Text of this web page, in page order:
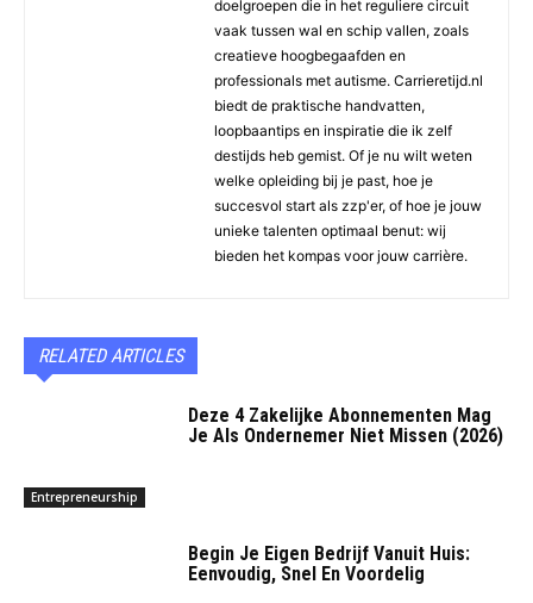
doelgroepen die in het reguliere circuit
vaak tussen wal en schip vallen, zoals
creatieve hoogbegaafden en
professionals met autisme. Carrieretijd.nl
biedt de praktische handvatten,
loopbaantips en inspiratie die ik zelf
destijds heb gemist. Of je nu wilt weten
welke opleiding bij je past, hoe je
succesvol start als zzp'er, of hoe je jouw
unieke talenten optimaal benut: wij
bieden het kompas voor jouw carrière.
RELATED ARTICLES
Entrepreneurship
Deze 4 Zakelijke Abonnementen Mag
Je Als Ondernemer Niet Missen (2026)
Begin Je Eigen Bedrijf Vanuit Huis:
Eenvoudig, Snel En Voordelig